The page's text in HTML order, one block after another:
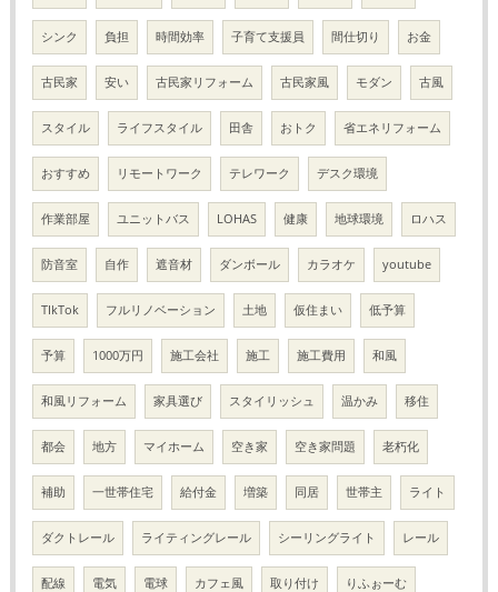
シンク 負担 時間効率 子育て支援員 間仕切り お金
古民家 安い 古民家リフォーム 古民家風 モダン 古風
スタイル ライフスタイル 田舎 おトク 省エネリフォーム
おすすめ リモートワーク テレワーク デスク環境
作業部屋 ユニットバス LOHAS 健康 地球環境 ロハス
防音室 自作 遮音材 ダンボール カラオケ youtube
TIkTok フルリノベーション 土地 仮住まい 低予算
予算 1000万円 施工会社 施工 施工費用 和風
和風リフォーム 家具選び スタイリッシュ 温かみ 移住
都会 地方 マイホーム 空き家 空き家問題 老朽化
補助 一世帯住宅 給付金 増築 同居 世帯主 ライト
ダクトレール ライティングレール シーリングライト レール
配線 電気 電球 カフェ風 取り付け りふぉーむ